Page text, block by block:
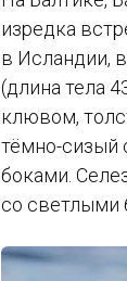
изредка
в Исландии,
(длина тела
клювом,
тёмно-сизый
боками.
со светлыми